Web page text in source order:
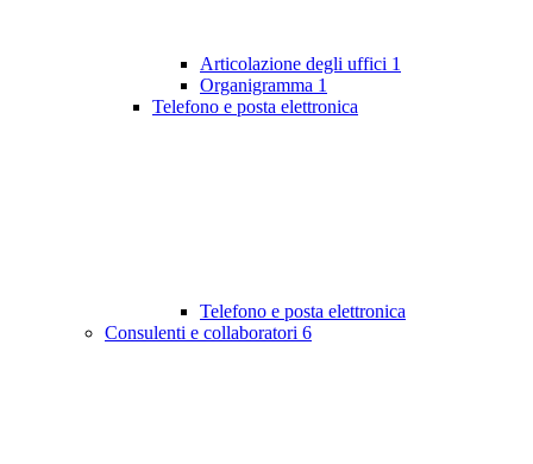
Articolazione degli uffici 1
Organigramma 1
Telefono e posta elettronica
Telefono e posta elettronica
Consulenti e collaboratori 6